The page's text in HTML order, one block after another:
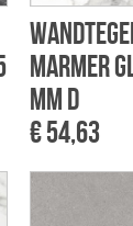
marmer
mm d
€ 54,63